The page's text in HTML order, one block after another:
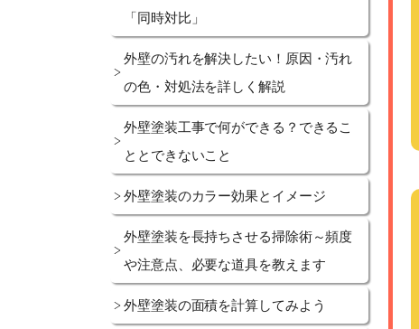
「同時対比」
外壁の汚れを解決したい！原因・汚れ
の色・対処法を詳しく解説
外壁塗装工事で何ができる？できるこ
ととできないこと
外壁塗装のカラー効果とイメージ
外壁塗装を長持ちさせる掃除術～頻度
や注意点、必要な道具を教えます
外壁塗装の面積を計算してみよう